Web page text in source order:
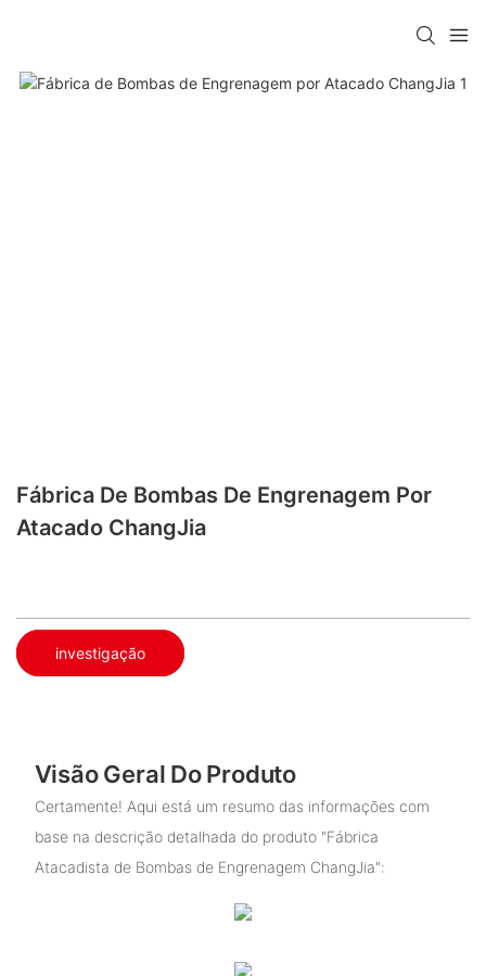
Fábrica De Bombas De Engrenagem Por
Atacado ChangJia
investigação
Visão Geral Do Produto
Certamente! Aqui está um resumo das informações com
base na descrição detalhada do produto "Fábrica
Atacadista de Bombas de Engrenagem ChangJia":